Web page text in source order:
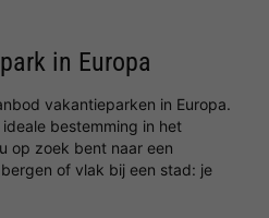
in Europa
vakantieparken in Europa.
bestemming in het
op zoek bent naar een
of vlak bij een stad: je